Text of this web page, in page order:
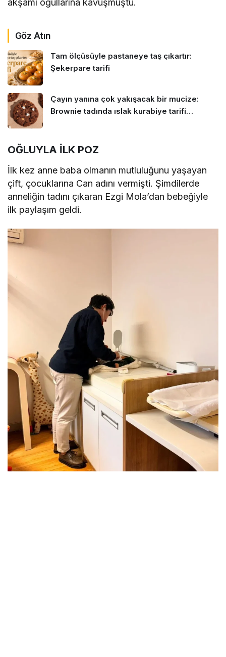
akşamı oğullarına kavuşmuştu.
Göz Atın
Tam ölçüsüyle pastaneye taş çıkartır:
Şekerpare tarifi
Çayın yanına çok yakışacak bir mucize:
Brownie tadında ıslak kurabiye tarifi…
OĞLUYLA İLK POZ
İlk kez anne baba olmanın mutluluğunu yaşayan
çift, çocuklarına Can adını vermişti. Şimdilerde
anneliğin tadını çıkaran Ezgi Mola’dan bebeğiyle
ilk paylaşım geldi.